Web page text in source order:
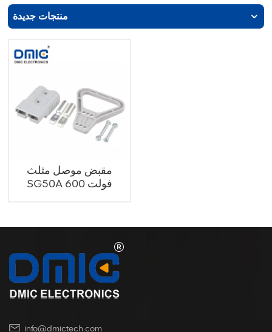
منتجات جديدة
مقبض موصل مثلث
SG50A 600 فولت
info@dmictech.com